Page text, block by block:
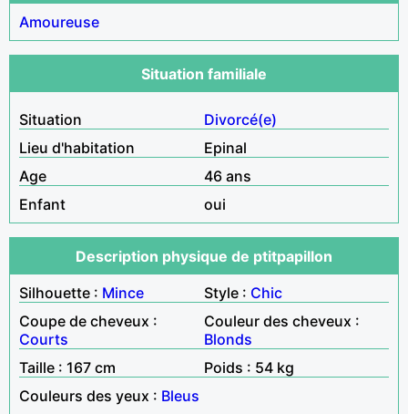
Amoureuse
Situation familiale
Situation
Divorcé(e)
Lieu d'habitation
Epinal
Age
46 ans
Enfant
oui
Description physique de ptitpapillon
Silhouette : Mince Style : Chic
Coupe de cheveux :
Courts
Couleur des cheveux :
Blonds
Taille : 167 cm
Poids : 54 kg
Couleurs des yeux : Bleus